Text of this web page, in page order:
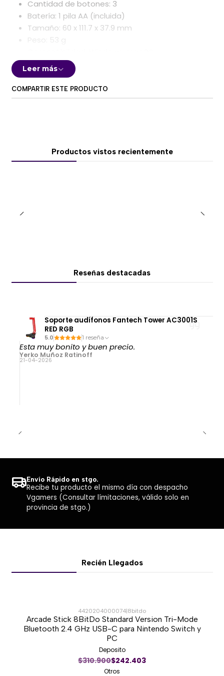
Cantidad de botones: 3
Batería: 1 pila AA (incluida)
Tamaño: 60 x 111.7 x 37.9 mm
Peso: 53 g
P/N:NX-7000SE, BLACK
Leer más
COMPARTIR ESTE PRODUCTO
Productos vistos recientemente
Reseñas destacadas
Soporte audífonos Fantech Tower AC3001S
RED RGB
5.0 1 reseña
Esta muy bonito y buen precio.
Yerko Muñoz Ratinoff
21-04-2026
Envío Rápido en stgo.
Recibe tu producto el mismo día con despacho
Vgamers (Consultar límitaciones, válido solo en
provincia de stgo.)
Recién Llegados
-20%
4420204000074|8bitdo
Arcade Stick 8BitDo Standard Version Tri-Mode
Bluetooth 2.4 GHz USB-C para Nintendo Switch y
PC
Deposito
$310.900$242.403
Otros